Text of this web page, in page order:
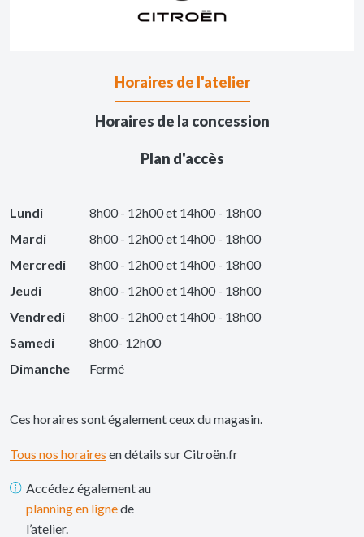
Horaires de l'atelier
Horaires de la concession
Plan d'accès
Lundi
8h00 - 12h00 et 14h00 - 18h00
Mardi
8h00 - 12h00 et 14h00 - 18h00
Mercredi
8h00 - 12h00 et 14h00 - 18h00
Jeudi
8h00 - 12h00 et 14h00 - 18h00
Vendredi
8h00 - 12h00 et 14h00 - 18h00
Samedi
8h00- 12h00
Dimanche
Fermé
Ces horaires sont également ceux du magasin.
Tous nos horaires en détails sur Citroën.fr
Accédez également au
planning en lignede
l’atelier.